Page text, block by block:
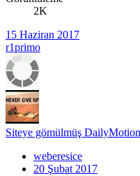
2K
15 Haziran 2017
r1primo
Siteye gömülmüş
weberesice
20 Şubat 2017